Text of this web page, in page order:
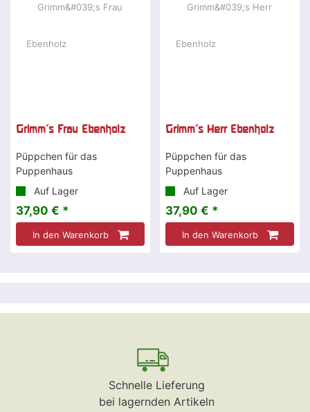
Grimm's Frau Ebenholz
Püppchen für das
Puppenhaus
Auf Lager
37,90 € *
In den Warenkorb
Grimm's Herr Ebenholz
Püppchen für das
Puppenhaus
Auf Lager
37,90 € *
In den Warenkorb
Schnelle Lieferung
bei lagernden Artikeln